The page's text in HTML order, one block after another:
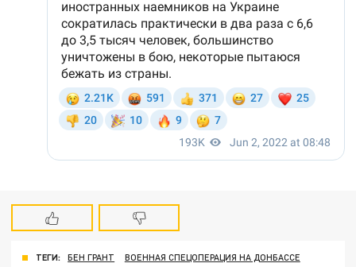
ТЕГИ: БЕН ГРАНТ ВОЕННАЯ СПЕЦОПЕРАЦИЯ НА ДОНБАССЕ